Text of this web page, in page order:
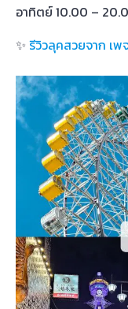
อาทิตย์ 10.00 –
✨ รีวิวลุคสวยจาก เ